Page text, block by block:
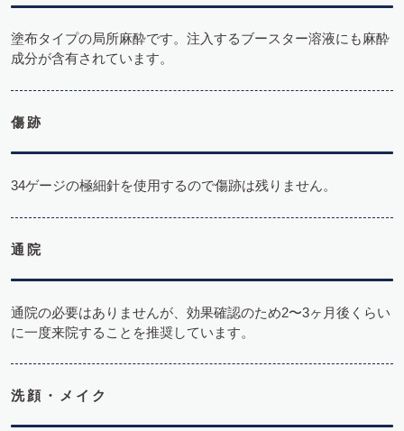
塗布タイプの局所麻酔です。注入するブースター溶液にも麻酔
成分が含有されています。
傷跡
34ゲージの極細針を使用するので傷跡は残りません。
通院
通院の必要はありませんが、効果確認のため2〜3ヶ月後くらい
に一度来院することを推奨しています。
洗顔・メイク